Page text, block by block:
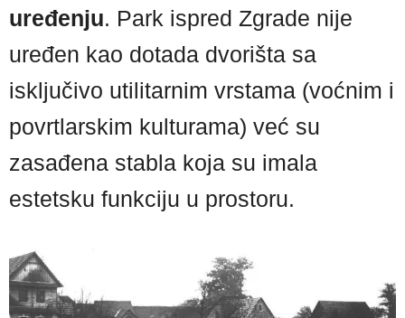
uređenju. Park ispred Zgrade nije
uređen kao dotada dvorišta sa
isključivo utilitarnim vrstama (voćnim i
povrtlarskim kulturama) već su
zasađena stabla koja su imala
estetsku funkciju u prostoru.